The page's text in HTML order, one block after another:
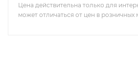
Цена действительна только для
может отличаться от цен в розничных